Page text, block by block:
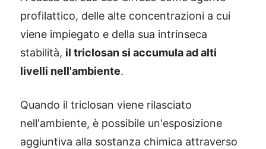
profilattico, delle alte concentrazioni a cui
viene impiegato e della sua intrinseca
stabilità, il triclosan si accumula ad alti
livelli nell'ambiente.
Quando il triclosan viene rilasciato
nell'ambiente, è possibile un'esposizione
aggiuntiva alla sostanza chimica attraverso